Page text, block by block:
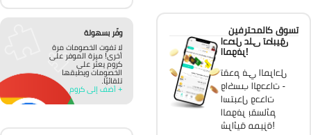
تسوق كالمحترفين
احصل على تطبيق
الموفر!
تقدم في المراحل
واكسب الوحدات -
استبدل وحدات
الموفر بقسائم
شرائية مميزة!
وفّر بسهولة
لا تفوت الخصومات مرة
أخرى! ميزة الموفر على
كروم يعثر على
الخصومات ويطبقها
تلقائيًا.
+ أضف إلى كروم